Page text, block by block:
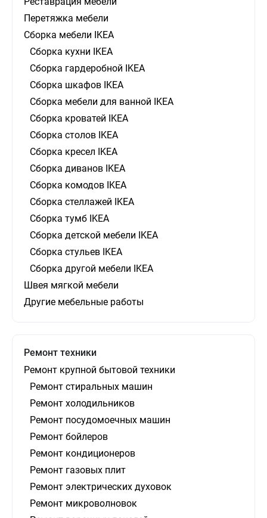
Перетяжка мебели
Сборка мебели IKEA
Сборка кухни IKEA
Сборка гардеробной IKEA
Сборка шкафов IKEA
Сборка мебели для ванной IKEA
Сборка кроватей IKEA
Сборка столов IKEA
Сборка кресел IKEA
Сборка диванов IKEA
Сборка комодов IKEA
Сборка стеллажей IKEA
Сборка тумб IKEA
Сборка детской мебели IKEA
Сборка стульев IKEA
Сборка другой мебели IKEA
Швея мягкой мебели
Другие мебельные работы
Ремонт техники
Ремонт крупной бытовой техники
Ремонт стиральных машин
Ремонт холодильников
Ремонт посудомоечных машин
Ремонт бойлеров
Ремонт кондиционеров
Ремонт газовых плит
Ремонт электрических духовок
Ремонт микроволновок